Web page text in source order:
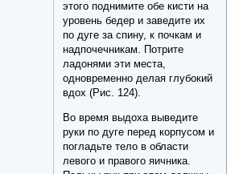
этого поднимите обе кисти на
уровень бедер и заведите их
по дуге за спину, к почкам и
надпочечникам. Потрите
ладонями эти места,
одновременно делая глубокий
вдох (Рис. 124).
Во время выдоха выведите
руки по дуге перед корпусом и
погладьте тело в области
левого и правого яичника.